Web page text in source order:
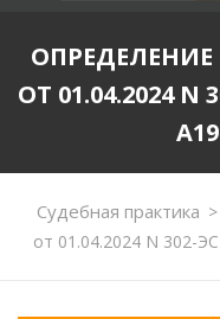
ОТ 01.04.2024 N
Судебная практика >
от 01.04.2024 N 302-